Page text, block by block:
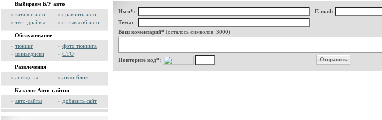
Выбираем Б/У авто
» каталог авто » сравнить авто
» тест-драйвы » отзывы об авто
Обслуживание
» тюнинг » фото тюнинга
» шины/диски » СТО
Развлечения
» анекдоты » авто-блог
Каталог Авто-сайтов
» авто-сайты » добавить сайт
Имя*: E-mail:
Тема:
Ваш коментарий* (осталось символов: 3000)
Повторите код*: